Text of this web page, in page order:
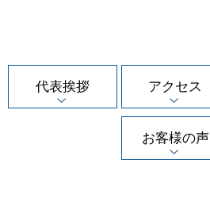
代表挨拶 アクセス
お客様の声